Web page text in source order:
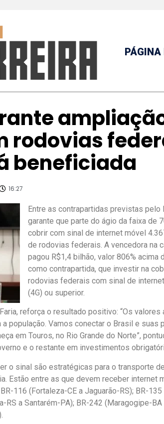
rodovias
beneficiada
16:27
Entre as contrapartidas previstas pelo
garante que parte do ágio da faixa de
cobrir com sinal de internet móvel
de rodovias federais. A vencedora na
pagou R$1,4 bilhão, valor 806% acima
como contrapartida, que investir na
rodovias federais com sinal de
(4G) ou superior.
reforça o resultado positivo: “Os
população. Vamos conectar o Brasil e suas
em Touros, no Rio Grande do Norte”,
e o restante em investimentos
o sinal são estratégicas para o transporte
Estão entre as que devem receber internet
116 (Fortaleza-CE a Jaguarão-RS); BR-
RS a Santarém-PA); BR-242 (Maragogipe-